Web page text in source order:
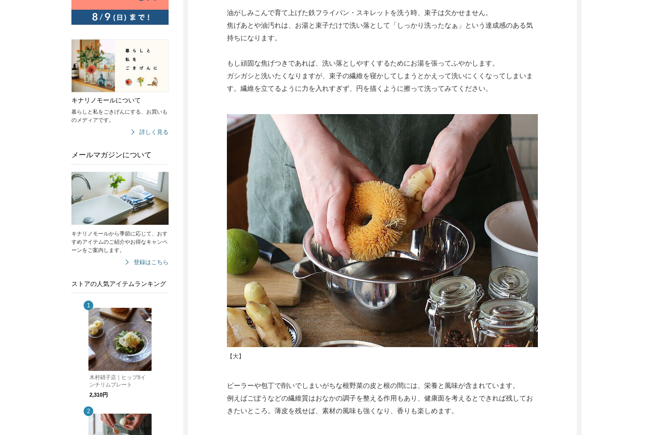
キナリノモールについて
暮らしと私をごきげんにする、お買いも
のメディアです。
詳しく見る
メールマガジンについて
キナリノモールから季節に応じて、おす
すめアイテムのご紹介やお得なキャンペ
ーンをご案内します。
登録はこちら
ストアの人気アイテムランキング
木村硝子店｜ヒップ8イ
ンチリムプレート
2,310円
油がしみこんで育て上げた鉄フライパン・スキレットを洗う時、束子は欠かせません。
焦げあとや油汚れは、お湯と束子だけで洗い落として「しっかり洗ったなぁ」という達成感のある気
持ちになります。
もし頑固な焦げつきであれば、洗い落としやすくするためにお湯を張ってふやかします。
ガシガシと洗いたくなりますが、束子の繊維を寝かしてしまうとかえって洗いにくくなってしまいま
す。繊維を立てるように力を入れすぎず、円を描くように擦って洗ってみてください。
【大】
ピーラーや包丁で削いでしまいがちな根野菜の皮と根の間には、栄養と風味が含まれています。
例えばごぼうなどの繊維質はおなかの調子を整える作用もあり、健康面を考えるとできれば残してお
きたいところ。薄皮を残せば、素材の風味も強くなり、香りも楽しめます。